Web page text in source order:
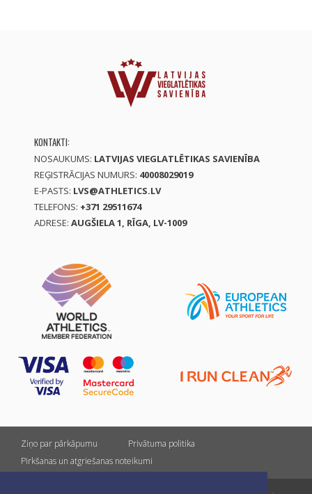
KONTAKTI:
NOSAUKUMS: LATVIJAS VIEGLATLĒTIKAS SAVIENĪBA
REĢISTRĀCIJAS NUMURS: 40008029019
E-PASTS: LVS@ATHLETICS.LV
TELEFONS: +371 29511674
ADRESE: AUGŠIELA 1, RĪGA, LV-1009
Ziņo par pārkāpumu
Privātuma politika
Pirkšanas un atgriešanas noteikumi